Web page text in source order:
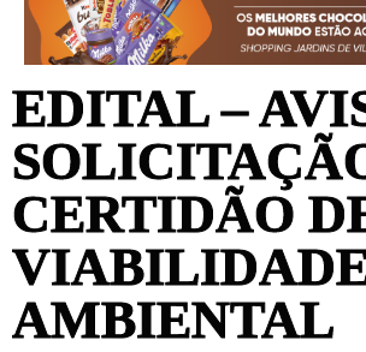
EDITAL –
CERTIDÃO
AMBIENTAL